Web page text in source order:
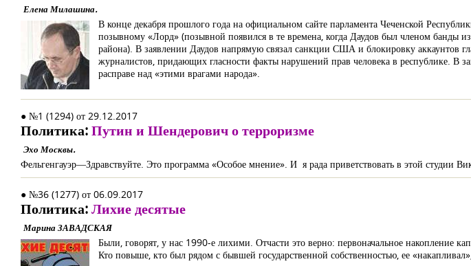
Елена Милашина.
В конце декабря прошлого года на официальном сайте парламента Чеченской
позывному «Лорд» (позывной появился в те времена, когда Даудов был членом банды
района). В заявлении Даудов напрямую связал санкции США и блокировку аккаунтов
журналистов, придающих гласности факты нарушений прав человека в республике. В
расправе над «этими врагами народа».
● №1 (1294) от 29.12.2017
Политика:Путин и Шендерович о терроризме
Эхо Москвы.
Фельгенгауэр―Здравствуйте. Это программа «Особое мнение». И я рада приветствовать в этой студии
● №36 (1277) от 06.09.2017
Политика:Лихие десятые
Марина ЗАВАДСКАЯ
Были, говорят, у нас 1990-е лихими. Отчасти это верно: первоначальное накопление
Кто повыше, кто был рядом с бывшей государственной собственностью, ее